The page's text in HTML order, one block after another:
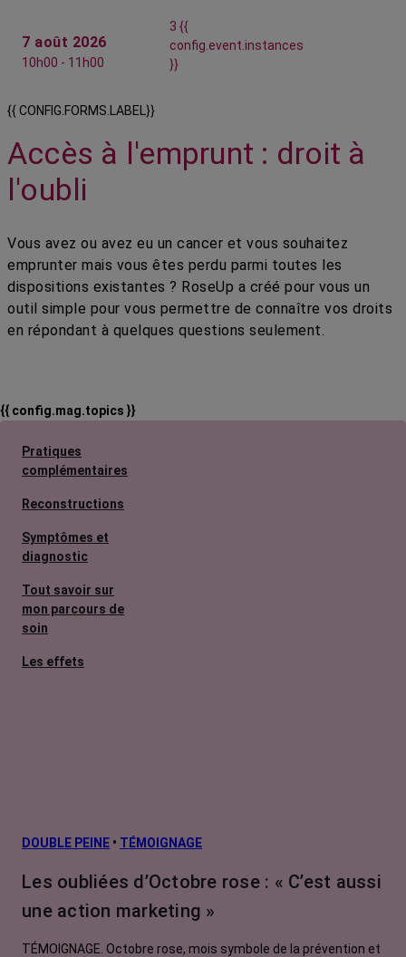
7 août 2026
10h00 - 11h00
3 {{
config.event.instances
}}
{{ CONFIG.FORMS.LABEL}}
Accès à l'emprunt : droit à
l'oubli
Vous avez ou avez eu un cancer et vous souhaitez
emprunter mais vous êtes perdu parmi toutes les
dispositions existantes ? RoseUp a créé pour vous un
outil simple pour vous permettre de connaître vos droits
en répondant à quelques questions seulement.
{{ config.mag.topics }}
Pratiques
complémentaires
Reconstructions
Symptômes et
diagnostic
Tout savoir sur
mon parcours de
soin
Les effets
L’après cancer
Traitements
contre le cancer
DOUBLE PEINE • TÉMOIGNAGE
Les oubliées d’Octobre rose : « C’est aussi
une action marketing »
TÉMOIGNAGE. Octobre rose, mois symbole de la prévention et